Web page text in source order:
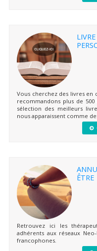
Vous cherchez des livres
recommandons plus de
sélection des meilleurs
nous apparaissent comme
ÊTRE
Retrouvez ici les
adhérents aux réseaux
francophones.